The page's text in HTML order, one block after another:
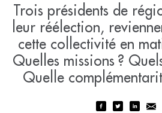
Trois présidents de
leur réélection,
cette collectivité en
Quelles missions ?
Quelle